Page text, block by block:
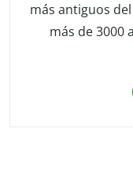
más antiguos
más de 3000